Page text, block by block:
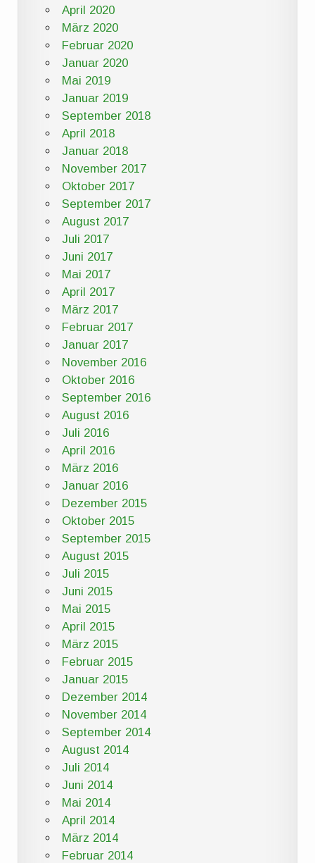
April 2020
März 2020
Februar 2020
Januar 2020
Mai 2019
Januar 2019
September 2018
April 2018
Januar 2018
November 2017
Oktober 2017
September 2017
August 2017
Juli 2017
Juni 2017
Mai 2017
April 2017
März 2017
Februar 2017
Januar 2017
November 2016
Oktober 2016
September 2016
August 2016
Juli 2016
April 2016
März 2016
Januar 2016
Dezember 2015
Oktober 2015
September 2015
August 2015
Juli 2015
Juni 2015
Mai 2015
April 2015
März 2015
Februar 2015
Januar 2015
Dezember 2014
November 2014
September 2014
August 2014
Juli 2014
Juni 2014
Mai 2014
April 2014
März 2014
Februar 2014